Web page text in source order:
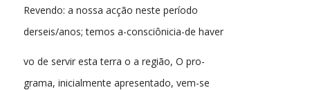
Revendo: a nossa acção neste período
derseis/anos; temos a-consciônicia-de haver
vo de servir esta terra o a região, O pro-
grama, inicialmente apresentado, vem-se